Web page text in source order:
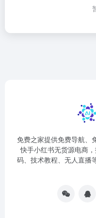
免费之家提供免费导航、
快手小红书无货源电商
码、技术教程、无人直播